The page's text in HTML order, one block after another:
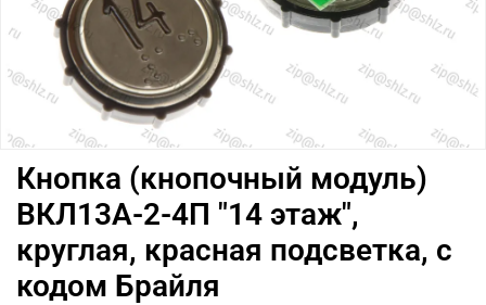
Кнопка (кнопочный модуль)
ВКЛ13А-2-4П "14 этаж",
круглая, красная подсветка, с
кодом Брайля